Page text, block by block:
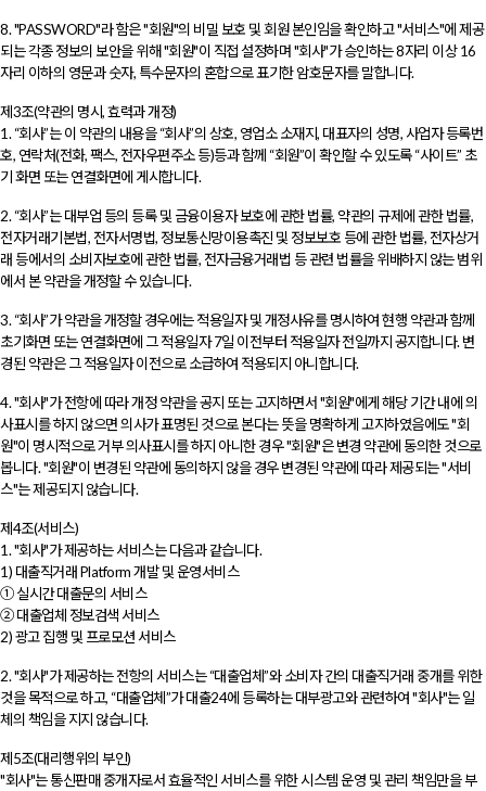
8. "PASSWORD"라 함은 "회원"의 비밀 보호 및 회원 본인임을 확인하고 "서비스"에 제공
되는 각종 정보의 보안을 위해 "회원"이 직접 설정하며 "회사"가 승인하는 8자리 이상 16
자리 이하의 영문과 숫자, 특수문자의 혼합으로 표기한 암호문자를 말합니다.
제3조(약관의 명시, 효력과 개정)
1. “회사”는 이 약관의 내용을 “회사”의 상호, 영업소 소재지, 대표자의 성명, 사업자 등록번
호, 연락처(전화, 팩스, 전자우편주소 등)등과 함께 “회원”이 확인할 수 있도록 “사이트” 초
기 화면 또는 연결화면에 게시합니다.
2. “회사”는 대부업 등의 등록 및 금융이용자 보호에 관한 법률, 약관의 규제에 관한 법률,
전자거래기본법, 전자서명법, 정보통신망이용촉진 및 정보보호 등에 관한 법률, 전자상거
래 등에서의 소비자보호에 관한 법률, 전자금융거래법 등 관련 법률을 위배하지 않는 범위
에서 본 약관을 개정할 수 있습니다.
3. “회사”가 약관을 개정할 경우에는 적용일자 및 개정사유를 명시하여 현행 약관과 함께
초기화면 또는 연결화면에 그 적용일자 7일 이전부터 적용일자 전일까지 공지합니다. 변
경된 약관은 그 적용일자 이전으로 소급하여 적용되지 아니합니다.
4. "회사"가 전항에 따라 개정 약관을 공지 또는 고지하면서 "회원"에게 해당 기간 내에 의
사표시를 하지 않으면 의사가 표명된 것으로 본다는 뜻을 명확하게 고지하였음에도 "회
원"이 명시적으로 거부 의사표시를 하지 아니한 경우 "회원"은 변경 약관에 동의한 것으로
봅니다. "회원"이 변경된 약관에 동의하지 않을 경우 변경된 약관에 따라 제공되는 "서비
스"는 제공되지 않습니다.
제4조(서비스)
1. "회사"가 제공하는 서비스는 다음과 같습니다.
1) 대출직거래 Platform 개발 및 운영서비스
① 실시간 대출문의 서비스
② 대출업체 정보검색 서비스
2) 광고 집행 및 프로모션 서비스
2. "회사"가 제공하는 전항의 서비스는 “대출업체”와 소비자 간의 대출직거래 중개를 위한
것을 목적으로 하고, “대출업체”가 대출24에 등록하는 대부광고와 관련하여 "회사"는 일
체의 책임을 지지 않습니다.
제5조(대리행위의 부인)
"회사"는 통신판매 중개자로서 효율적인 서비스를 위한 시스템 운영 및 관리 책임만을 부